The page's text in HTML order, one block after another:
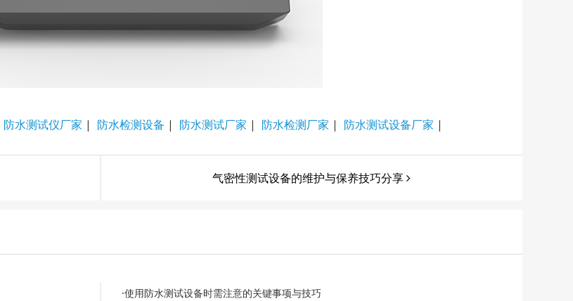
防水测试仪厂家 | 防水检测设备 | 防水测试厂家 | 防水检测厂家 | 防水测试设备厂家 |
气密性测试设备的维护与保养技巧分享
·使用防水测试设备时需注意的关键事项与技巧